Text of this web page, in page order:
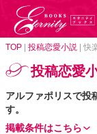
TOP 投稿恋愛小説 快
投稿恋愛
アルファポリスで投
す。
掲載条件はこちら